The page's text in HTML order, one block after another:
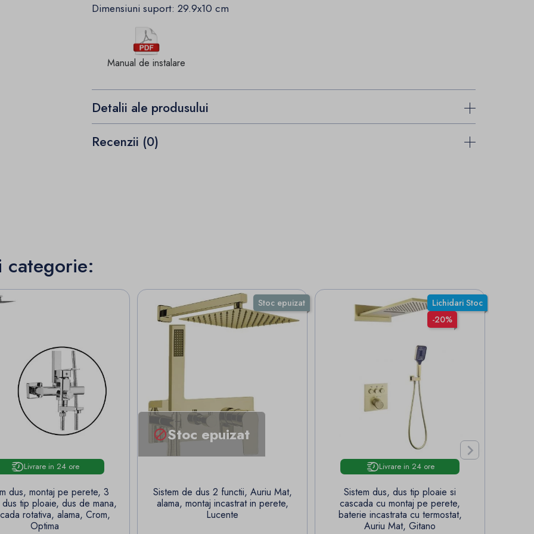
Dimensiuni suport: 29.9x10 cm
Manual de instalare
Detalii ale produsului
Recenzii (0)
categorie:
Livrare in 24 ore
dus, montaj pe perete, 3
tip ploaie, dus de mana,
rotativa, alama, Crom,
Optima
Stoc epuizat
Stoc epuizat
Sistem de dus 2 functii, Auriu Mat,
alama, montaj incastrat in perete,
Lucente
Lichidari Stoc
-20%
Livrare in 24 ore
Sistem dus, dus tip ploaie si
cascada cu montaj pe perete,
baterie incastrata cu termostat,
Auriu Mat, Gitano
